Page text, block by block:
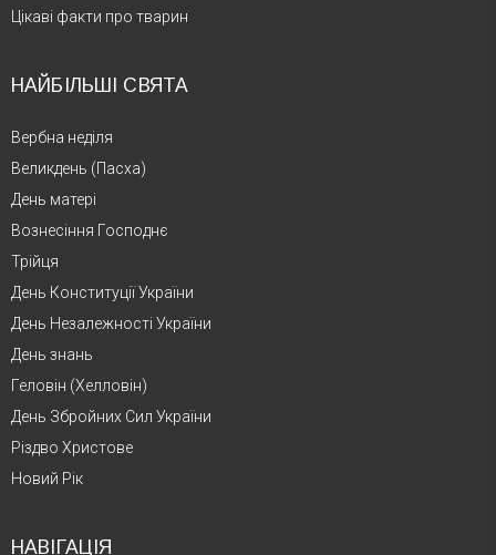
Цікаві факти про тварин
НАЙБІЛЬШІ СВЯТА
Вербна неділя
Великдень (Пасха)
День матері
Вознесіння Господнє
Трійця
День Конституції України
День Незалежності України
День знань
Геловін (Хелловін)
День Збройних Сил України
Різдво Христове
Новий Рік
НАВІГАЦІЯ